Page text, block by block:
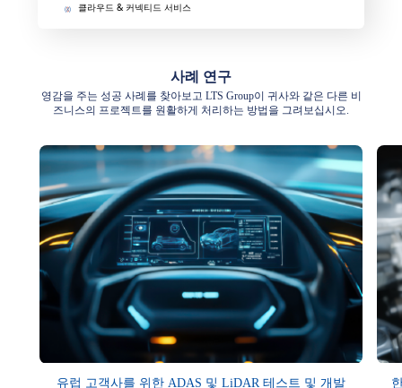
클라우드 & 커넥티드 서비스
사례 연구
영감을 주는 성공 사례를 찾아보고 LTS Group이 귀사와 같은 다른 비
즈니스의 프로젝트를 원활하게 처리하는 방법을 그려보십시오.
유럽 고객사를 위한 ADAS 및 LiDAR 테스트 및 개발